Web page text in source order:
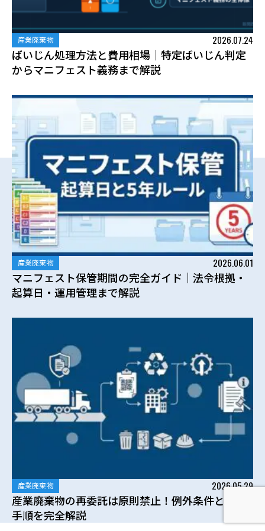
産業廃棄物 2026.07.24
ばいじん処理方法と費用相場｜特定ばいじん判定
からマニフェスト義務まで解説
産業廃棄物 2026.06.01
マニフェスト保管期間の完全ガイド｜法令根拠・
起算日・運用管理まで解説
産業廃棄物 2026.05.29
産業廃棄物の再委託は原則禁止！例外条件と適法
手順を完全解説